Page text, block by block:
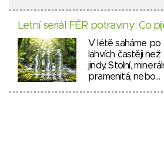
Letní seriál FÉR potraviny: Co
V létě saháme po
lahvích častěji než
jindy. Stolní,
pramenitá, nebo…